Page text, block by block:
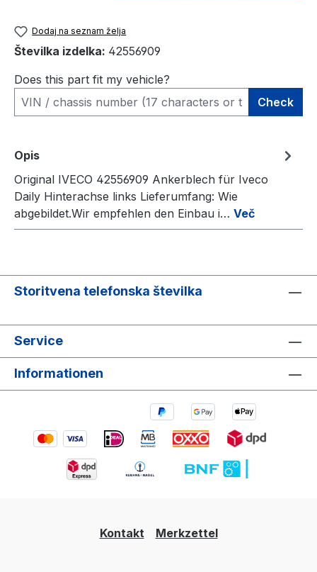
Dodaj na seznam želja
Številka izdelka: 42556909
Does this part fit my vehicle?
Check
Opis
Original IVECO 42556909 Ankerblech für Iveco
Daily Hinterachse links Lieferumfang: Wie
abgebildet.Wir empfehlen den Einbau i… Več
Storitvena telefonska številka
Service
Informationen
Kontakt Merkzettel